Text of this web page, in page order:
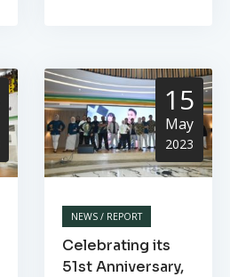
15
May
2023
NEWS / REPORT
Celebrating its
51st Anniversary,